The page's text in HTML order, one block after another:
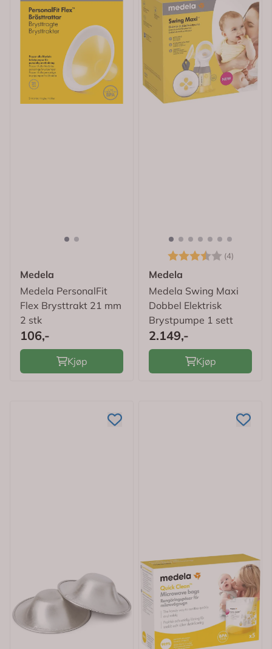
Medela
Medela PersonalFit
Flex Brysttrakt 21 mm
2 stk
106,-
Kjøp
Karakter: (4)
Medela
Medela Swing Maxi
Dobbel Elektrisk
Brystpumpe 1 sett
2.149,-
Kjøp